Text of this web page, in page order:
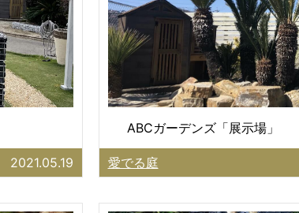
2021.05.19
ABCガーデンズ「展示場」
愛でる庭